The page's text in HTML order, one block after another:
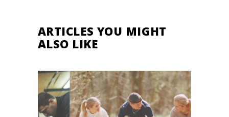
ARTICLES YOU MIGHT
ALSO LIKE